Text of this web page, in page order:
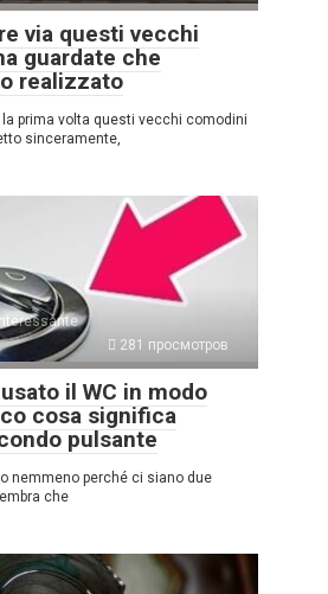
via questi vecchi
guardate che
realizzato
prima volta questi vecchi comodini
sinceramente,
281 просмотров
il WC in modo
cosa significa
pulsante
nemmeno perché ci siano due
che